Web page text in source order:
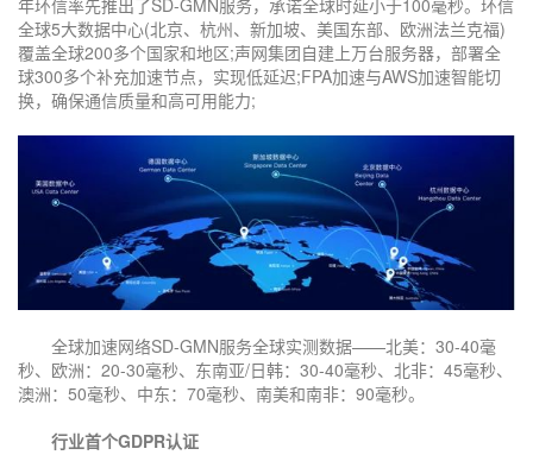
全球5大数据中心(北京、杭州、新加坡、美国东部、欧洲法兰克福)
覆盖全球200多个国家和地区;声网集团自建上万台服务器，部署全
球300多个补充加速节点，实现低延迟;FPA加速与AWS加速智能切
换，确保通信质量和高可用能力;
全球加速网络SD-GMN服务全球实测数据——北美：30-40毫
秒、欧洲：20-30毫秒、东南亚/日韩：30-40毫秒、北非：45毫秒、
澳洲：50毫秒、中东：70毫秒、南美和南非：90毫秒。
行业首个GDPR认证